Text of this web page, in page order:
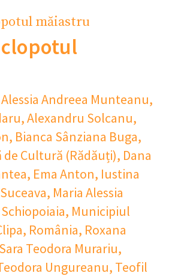
Alessia Andreea Munteanu,
,Alexandru Solcanu,
, Bianca Sânziana Buga,
de Cultură (Rădăuți), Dana
, Ema Anton, Iustina
, Maria Alessia
, Municipiul
, România, Roxana
Sara Teodora Murariu,
Ungureanu, Teofil